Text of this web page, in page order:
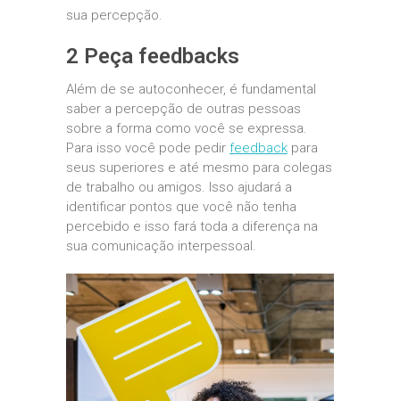
sua percepção.
2 Peça feedbacks
Além de se autoconhecer, é fundamental
saber a percepção de outras pessoas
sobre a forma como você se expressa.
Para isso você pode pedir feedback para
seus superiores e até mesmo para colegas
de trabalho ou amigos. Isso ajudará a
identificar pontos que você não tenha
percebido e isso fará toda a diferença na
sua comunicação interpessoal.